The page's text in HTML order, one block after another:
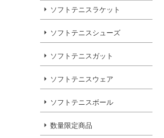
ソフトテニスラケット
ソフトテニスシューズ
ソフトテニスガット
ソフトテニスウェア
ソフトテニスボール
数量限定商品